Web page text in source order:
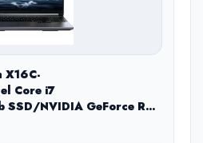
X16C-
Core i7
NVIDIA GeForce RTX
Home/серый/2.28kg